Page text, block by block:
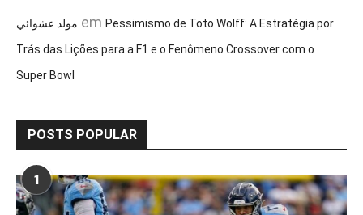
مولد عشوائي em Pessimismo de Toto Wolff: A Estratégia por
Trás das Lições para a F1 e o Fenômeno Crossover com o
Super Bowl
POSTS POPULAR
1